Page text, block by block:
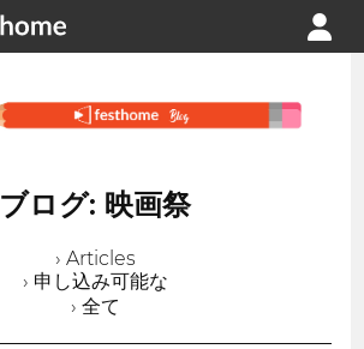
ブログ: 映画祭
› Articles
› 申し込み可能な
› 全て